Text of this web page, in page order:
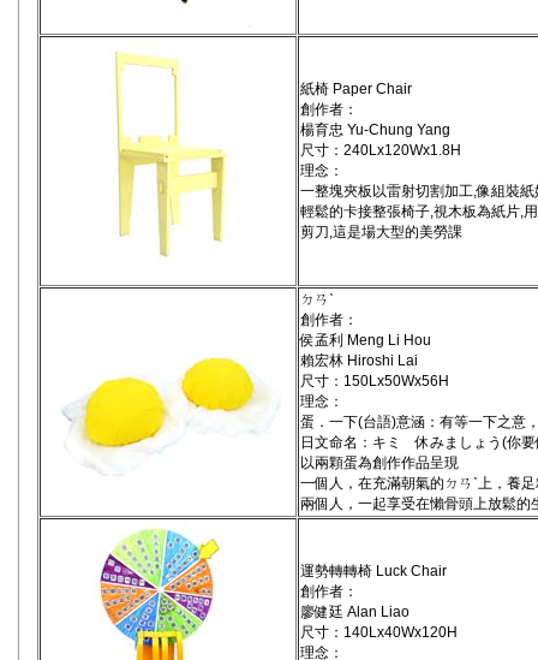
紙椅 Paper Chair
創作者：
楊育忠 Yu-Chung Yang
尺寸：240Lx120Wx1.8H
理念：
一整塊夾板以雷射切割加工,像組裝
輕鬆的卡接整張椅子,視木板為紙片,
剪刀,這是場大型的美勞課
ㄉㄢˋ
創作者：
侯孟利 Meng Li Hou
賴宏林 Hiroshi Lai
尺寸：150Lx50Wx56H
理念：
蛋．一下(台語)意涵：有等一下之意
日文命名：キミ 休みましょう(你
以兩顆蛋為創作作品呈現
一個人，在充滿朝氣的ㄉㄢˋ上，養
兩個人，一起享受在懶骨頭上放鬆
運勢轉轉椅 Luck Chair
創作者：
廖健廷 Alan Liao
尺寸：140Lx40Wx120H
理念：